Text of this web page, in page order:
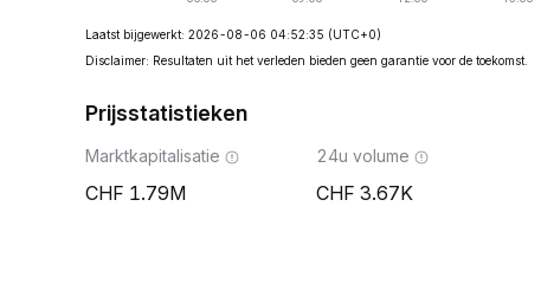
Laatst bijgewerkt: 2026-08-06 04:52:35 (UTC+0)
Disclaimer: Resultaten uit het verleden bieden geen garantie voor de toekomst.
Prijsstatistieken
Marktkapitalisatie
1.79M
24u volume
3.67K